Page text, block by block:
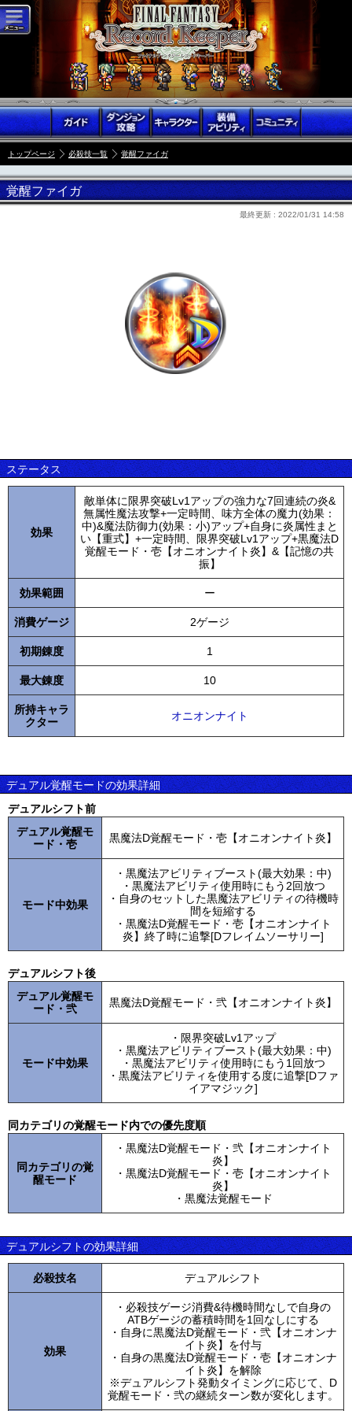
トップページ 必殺技一覧 覚醒ファイガ
覚醒ファイガ
最終更新 : 2022/01/31 14:58
ステータス
効果
敵単体に限界突破Lv1アップの強力な7回連続の炎&
無属性魔法攻撃+一定時間、味方全体の魔力(効果：
中)&魔法防御力(効果：小)アップ+自身に炎属性まと
い【重式】+一定時間、限界突破Lv1アップ+黒魔法D
覚醒モード・壱【オニオンナイト炎】&【記憶の共
振】
効果範囲 ー
消費ゲージ 2ゲージ
初期錬度 1
最大錬度 10
所持キャラ
クター
オニオンナイト
デュアル覚醒モードの効果詳細
デュアルシフト前
デュアル覚醒モ
ード・壱
黒魔法D覚醒モード・壱【オニオンナイト炎】
モード中効果
・黒魔法アビリティブースト(最大効果：中)
・黒魔法アビリティ使用時にもう2回放つ
・自身のセットした黒魔法アビリティの待機時
間を短縮する
・黒魔法D覚醒モード・壱【オニオンナイト
炎】終了時に追撃[Dフレイムソーサリー]
デュアルシフト後
デュアル覚醒モ
ード・弐
黒魔法D覚醒モード・弐【オニオンナイト炎】
モード中効果
・限界突破Lv1アップ
・黒魔法アビリティブースト(最大効果：中)
・黒魔法アビリティ使用時にもう1回放つ
・黒魔法アビリティを使用する度に追撃[Dファ
イアマジック]
同カテゴリの覚醒モード内での優先度順
同カテゴリの覚
醒モード
・黒魔法D覚醒モード・弐【オニオンナイト
炎】
・黒魔法D覚醒モード・壱【オニオンナイト
炎】
・黒魔法覚醒モード
デュアルシフトの効果詳細
必殺技名 デュアルシフト
効果
・必殺技ゲージ消費&待機時間なしで自身の
ATBゲージの蓄積時間を1回なしにする
・自身に黒魔法D覚醒モード・弐【オニオンナ
イト炎】を付与
・自身の黒魔法D覚醒モード・壱【オニオンナ
イト炎】を解除
※デュアルシフト発動タイミングに応じて、D
覚醒モード・弐の継続ターン数が変化します。